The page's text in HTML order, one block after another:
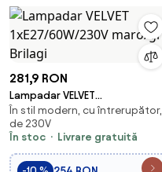
281,9 RON
Lampadar VELVET
1xE27/60W/230V maro/gri
Brilagi
În stil modern, cu întrerupător,
de 230V
În stoc
Livrare gratuită